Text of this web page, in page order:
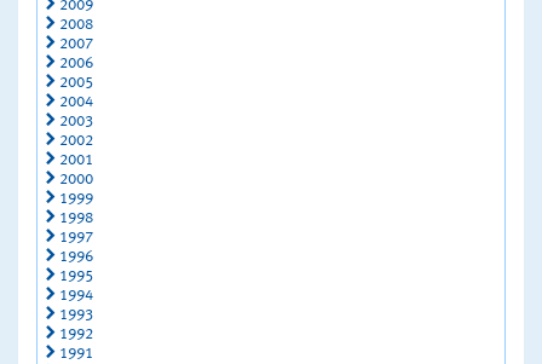
2009
2008
2007
2006
2005
2004
2003
2002
2001
2000
1999
1998
1997
1996
1995
1994
1993
1992
1991